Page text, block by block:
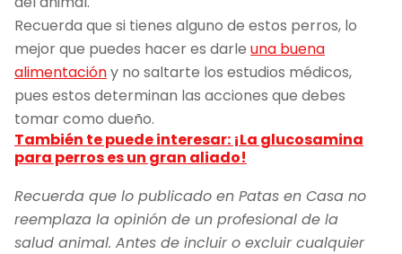
Recuerda que si tienes alguno de estos perros, lo
mejor que puedes hacer es darle una buena
alimentacióny no saltarte los estudios médicos,
pues estos determinan las acciones que debes
tomar como dueño.
También te puede interesar: ¡La glucosamina
para perros es un gran aliado!
Recuerda que lo publicado en Patas en Casa no
reemplaza la opinión de un profesional de la
salud animal. Antes de incluir o excluir cualquier